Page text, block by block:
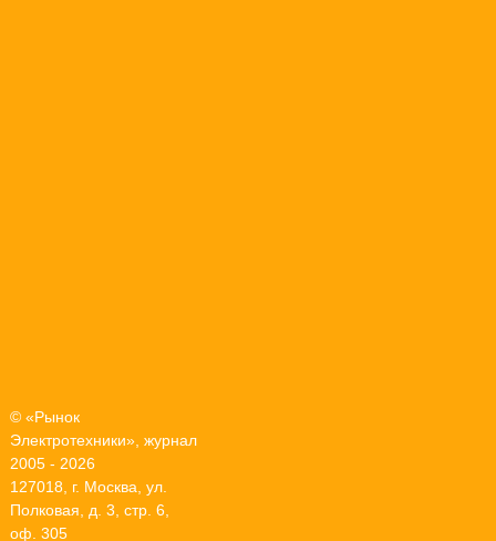
© «Рынок
Электротехники», журнал
2005 - 2026
127018, г. Москва, ул.
Полковая, д. 3, стр. 6,
оф. 305